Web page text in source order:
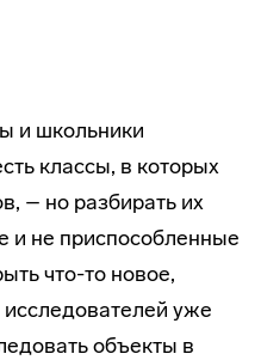
и школьники
классы, в которых
– но разбирать их
и не приспособленные
что-то новое,
уже
объекты в